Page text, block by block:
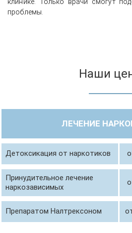
проблемы.
Наши
ЛЕЧЕНИЕ
Детоксикация от наркотиков
Принудительное лечение
наркозависимых
Препаратом Налтрексоном